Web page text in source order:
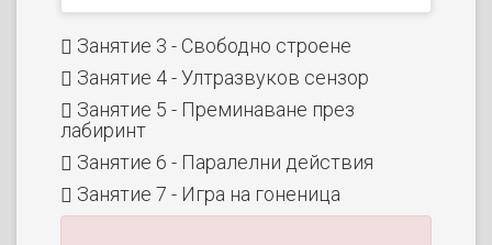
Занятие 3 - Свободно строене
Занятие 4 - Ултразвуков сензор
Занятие 5 - Преминаване през
лабиринт
Занятие 6 - Паралелни действия
Занятие 7 - Игра на гоненица